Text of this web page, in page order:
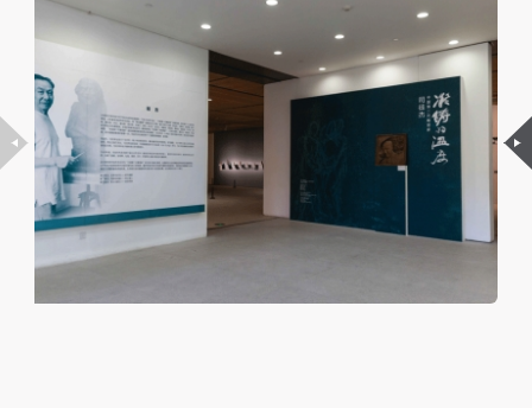
（2）、使用形式 用于中央美术学院图书出版、销售
附带光盘及宣传资料。
（3）、使用地域范围
适用地域范围包括国内和国外。
使用肖像的媒介限于不损害甲方肖像权的任何媒介
（如杂志、网络等）。
三、肖像权使用期限
永久使用。
四、许可使用费用
（2）、使用形式 用于中央美术学院图书出版、销售
附带光盘及宣传资料。
（3）、使用地域范围
适用地域范围包括国内和国外。
使用肖像的媒介限于不损害甲方肖像权的任何媒介
（如杂志、网络等）。
三、肖像权使用期限
永久使用。
四、许可使用费用
（2）、使用形式 用于中央美术学院图书出版、销售
附带光盘及宣传资料。
（3）、使用地域范围
适用地域范围包括国内和国外。
使用肖像的媒介限于不损害甲方肖像权的任何媒介
（如杂志、网络等）。
三、肖像权使用期限
永久使用。
四、许可使用费用